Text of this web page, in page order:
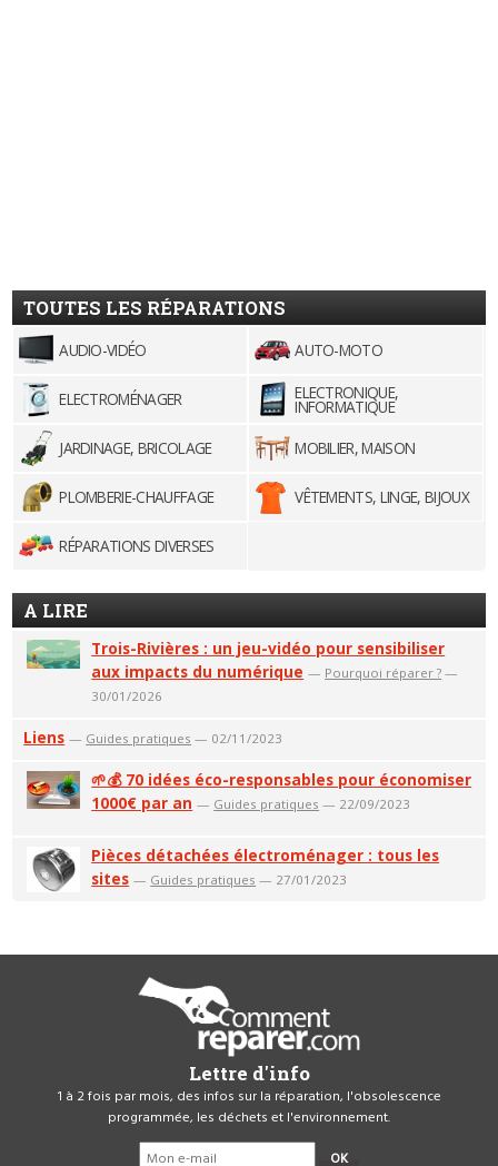
TOUTES LES RÉPARATIONS
AUDIO-VIDÉO AUTO-MOTO
ELECTROMÉNAGER ELECTRONIQUE,
INFORMATIQUE
JARDINAGE, BRICOLAGE
MOBILIER, MAISON
PLOMBERIE-CHAUFFAGE VÊTEMENTS, LINGE, BIJOUX
RÉPARATIONS DIVERSES
A LIRE
Trois-Rivières : un jeu-vidéo pour sensibiliser
aux impacts du numérique — Pourquoi réparer ? —
30/01/2026
Liens — Guides pratiques — 02/11/2023
🌱💰 70 idées éco-responsables pour économiser
1000€ par an — Guides pratiques — 22/09/2023
Pièces détachées électroménager : tous les
sites — Guides pratiques — 27/01/2023
Lettre d'info
1 à 2 fois par mois, des infos sur la réparation, l'obsolescence
programmée, les déchets et l'environnement.
OK